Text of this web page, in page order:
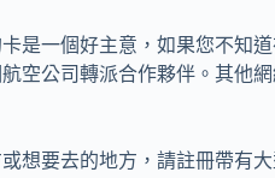
是一個好主意，如果您不知
空公司轉派合作夥伴。其他
想要去的地方，請註冊帶有